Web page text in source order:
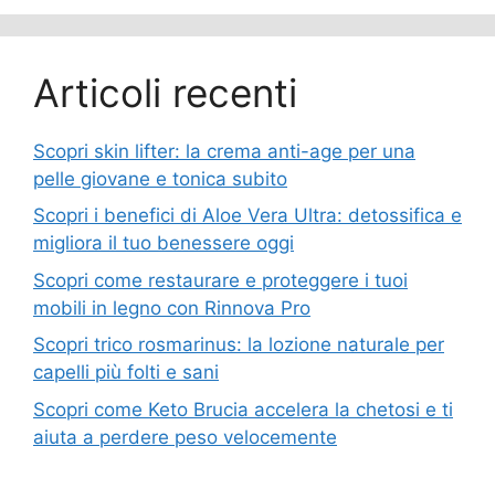
Articoli recenti
Scopri skin lifter: la crema anti-age per una
pelle giovane e tonica subito
Scopri i benefici di Aloe Vera Ultra: detossifica e
migliora il tuo benessere oggi
Scopri come restaurare e proteggere i tuoi
mobili in legno con Rinnova Pro
Scopri trico rosmarinus: la lozione naturale per
capelli più folti e sani
Scopri come Keto Brucia accelera la chetosi e ti
aiuta a perdere peso velocemente